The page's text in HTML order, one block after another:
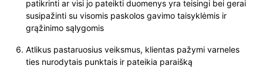
patikrinti ar visi jo pateikti duomenys yra teisingi bei gerai
susipažinti su visomis paskolos gavimo taisyklėmis ir
grąžinimo sąlygomis
Atlikus pastaruosius veiksmus, klientas pažymi varneles
ties nurodytais punktais ir pateikia paraišką